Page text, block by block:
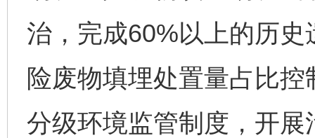
治，完成60%以上的历
险废物填埋处置量占比
分级环境监管制度，开